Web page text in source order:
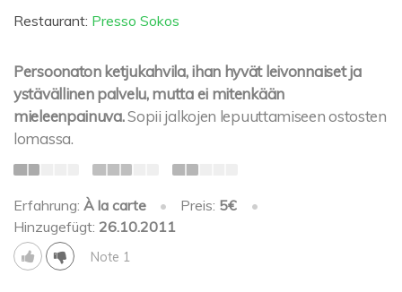
Restaurant: Presso Sokos
Persoonaton ketjukahvila, ihan hyvät leivonnaiset ja
ystävällinen palvelu, mutta ei mitenkään
mieleenpainuva.Sopii jalkojen lepuuttamiseen ostosten
lomassa.
Erfahrung: À la carte • Preis: 5€
•
Hinzugefügt: 26.10.2011
Note 1